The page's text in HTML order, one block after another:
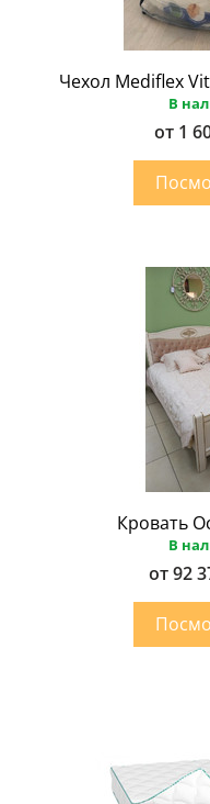
Чехол Mediflex
В
от 1
Кровать
В
от 92